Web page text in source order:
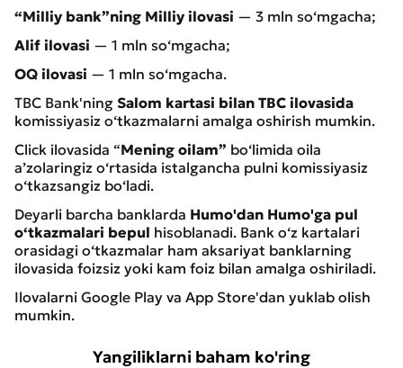
“Milliy bank”ning Milliy ilovasi — 3 mln so‘mgacha;
Alif ilovasi — 1 mln so‘mgacha;
OQ ilovasi — 1 mln so‘mgacha.
TBC Bank'ning Salom kartasi bilan TBC ilovasida
komissiyasiz o‘tkazmalarni amalga oshirish mumkin.
Click ilovasida “Mening oilam” bo‘limida oila
a’zolaringiz o‘rtasida istalgancha pulni komissiyasiz
o‘tkazsangiz bo‘ladi.
Deyarli barcha banklarda Humo'dan Humo'ga pul
o‘tkazmalari bepul hisoblanadi. Bank o‘z kartalari
orasidagi o‘tkazmalar ham aksariyat banklarning
ilovasida foizsiz yoki kam foiz bilan amalga oshiriladi.
Ilovalarni Google Play va App Store'dan yuklab olish
mumkin.
Yangiliklarni baham ko'ring